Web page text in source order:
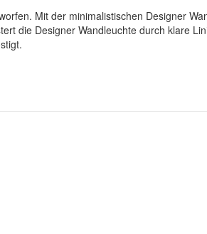
Mit der minimalistischen Designer
die Designer Wandleuchte durch klare